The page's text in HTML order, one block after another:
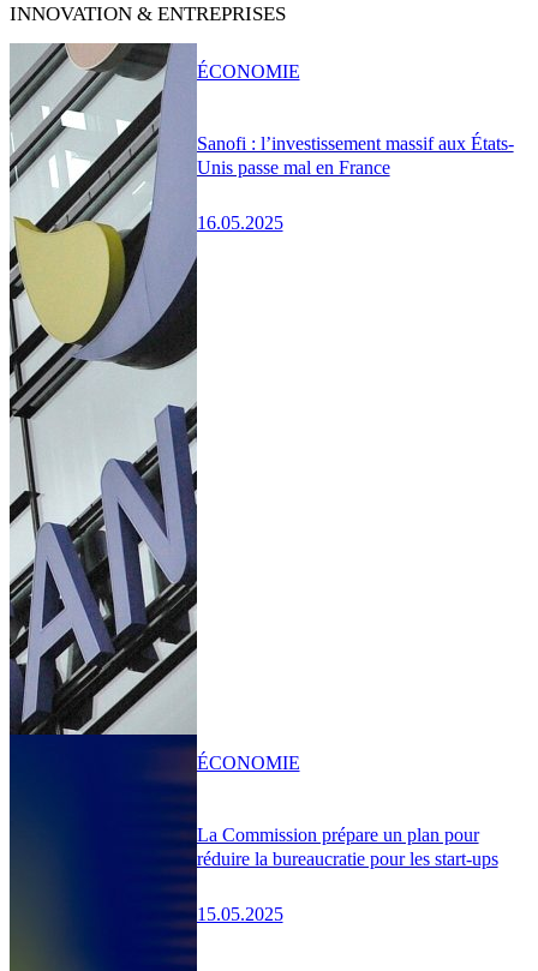
INNOVATION & ENTREPRISES
Sanofi : l’investissement massif aux États-
Unis passe mal en France
16.05.2025
ÉCONOMIE
La Commission prépare un plan pour
réduire la bureaucratie pour les start-ups
15.05.2025
ÉCONOMIE